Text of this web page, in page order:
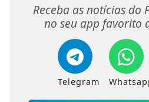
Receba as notícias do
no seu app favorito
Telegram